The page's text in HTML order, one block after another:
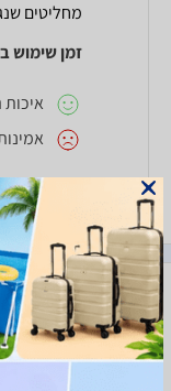
מחליטים
זמן שימוש
חוו"ד עזרה
חוות דעת
סוס